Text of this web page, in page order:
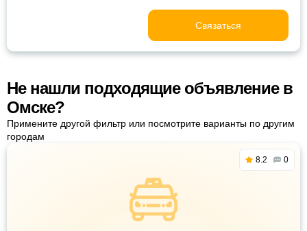
Связаться
Не нашли подходящие объявление в
Омске?
Примените другой фильтр или посмотрите варианты по другим
городам
8.2 0